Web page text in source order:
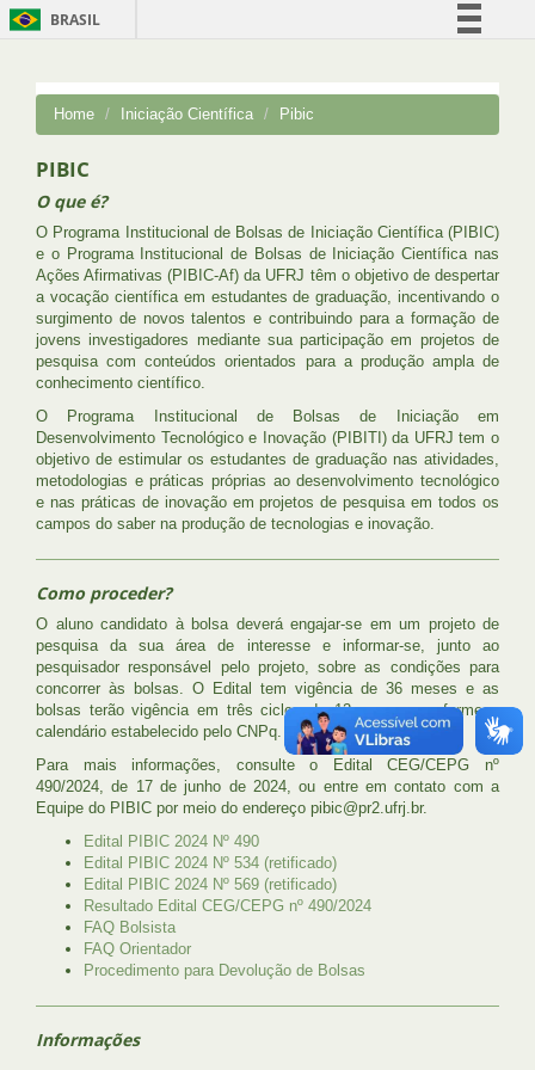
BRASIL
Comunica BR
Canais
Home Iniciação Científica Pibic
PIBIC
O que é?
O Programa Institucional de Bolsas de Iniciação Científica (PIBIC)
e o Programa Institucional de Bolsas de Iniciação Científica nas
Ações Afirmativas (PIBIC-Af) da UFRJ têm o objetivo de despertar
a vocação científica em estudantes de graduação, incentivando o
surgimento de novos talentos e contribuindo para a formação de
jovens investigadores mediante sua participação em projetos de
pesquisa com conteúdos orientados para a produção ampla de
conhecimento científico.
O Programa Institucional de Bolsas de Iniciação em
Desenvolvimento Tecnológico e Inovação (PIBITI) da UFRJ tem o
objetivo de estimular os estudantes de graduação nas atividades,
metodologias e práticas próprias ao desenvolvimento tecnológico
e nas práticas de inovação em projetos de pesquisa em todos os
campos do saber na produção de tecnologias e inovação.
Como proceder?
O aluno candidato à bolsa deverá engajar-se em um projeto de
pesquisa da sua área de interesse e informar-se, junto ao
pesquisador responsável pelo projeto, sobre as condições para
concorrer às bolsas. O Edital tem vigência de 36 meses e as
bolsas terão vigência em três ciclos de 12 meses, conforme o
calendário estabelecido pelo CNPq.
Para mais informações, consulte o Edital CEG/CEPG nº
490/2024, de 17 de junho de 2024, ou entre em contato com a
Equipe do PIBIC por meio do endereço pibic@pr2.ufrj.br.
Edital PIBIC 2024 Nº 490
Edital PIBIC 2024 Nº 534 (retificado)
Edital PIBIC 2024 Nº 569 (retificado)
Resultado Edital CEG/CEPG nº 490/2024
FAQ Bolsista
FAQ Orientador
Procedimento para Devolução de Bolsas
Informações